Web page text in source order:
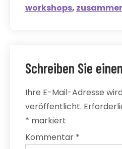
workshops,
Schreiben Sie
Ihre E-Mail-Adresse
veröffentlicht.
* markiert
Kommentar *